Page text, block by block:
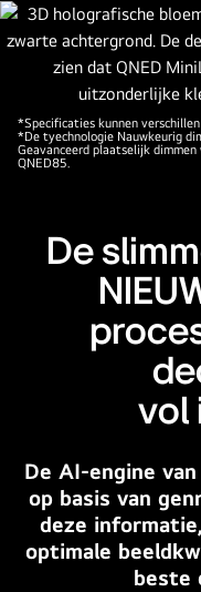
LG
QNED
logo
aanwezig.
Met
QNED's
genoemd.
Elke
*Specificaties kunnen
*De tyechnologie Nauwkeurig
Geavanceerd plaatselijk
QNED85.
De
vol
De AI-engine
op basis van
deze
optimale
beste